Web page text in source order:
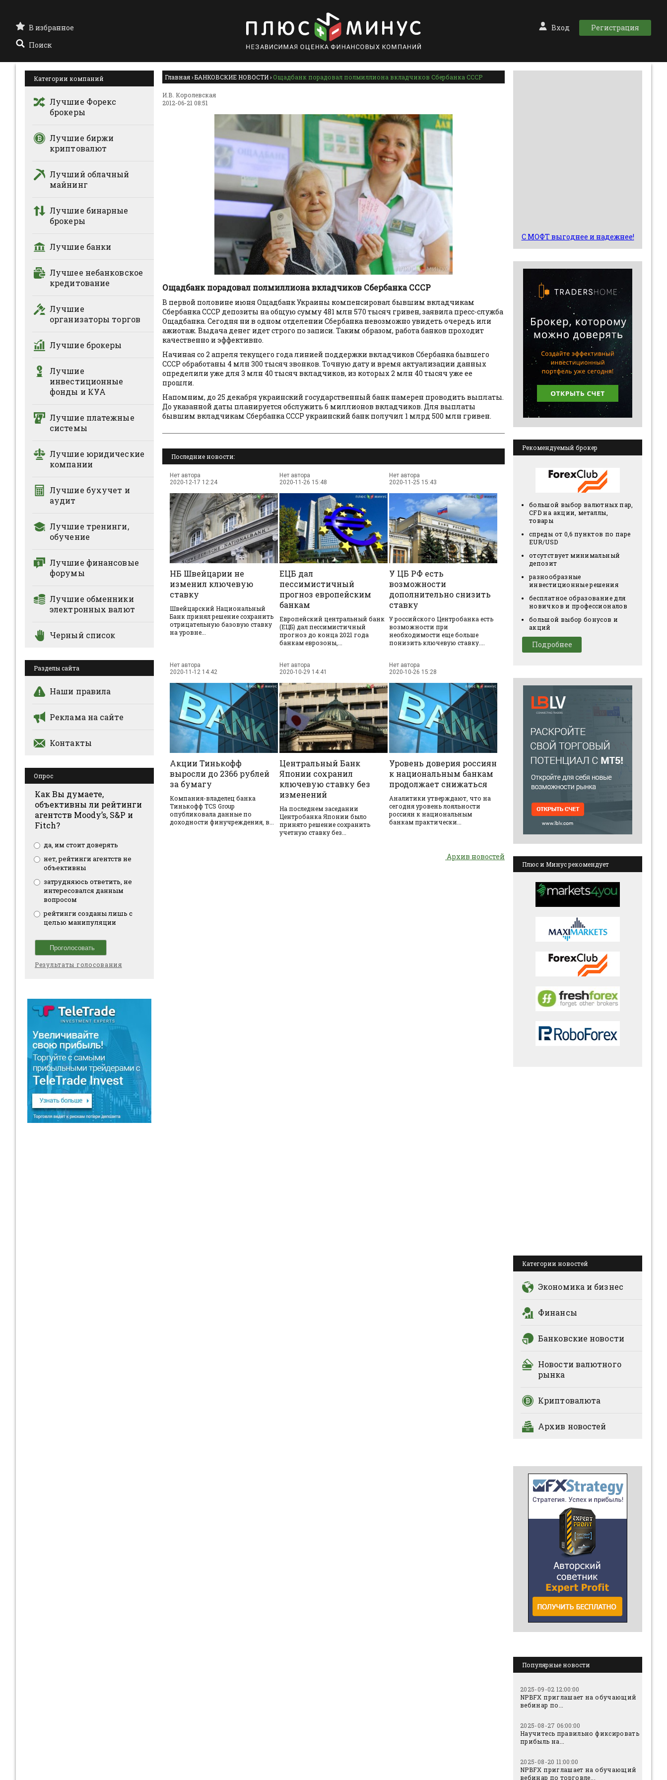
В избранное
Поиск
Вход Регистрация
Категории компаний
Лучшие Форекс
брокеры
Лучшие биржи
криптовалют
Лучший облачный
майнинг
Лучшие бинарные
брокеры
Лучшие банки
Лучшее небанковское
кредитование
Лучшие
организаторы торгов
Лучшие брокеры
Лучшие
инвестиционные
фонды и КУА
Лучшие платежные
системы
Лучшие юридические
компании
Лучшие бухучет и
аудит
Лучшие тренинги,
обучение
Лучшие финансовые
форумы
Лучшие обменники
электронных валют
Черный список
Разделы сайта
Наши правила
Реклама на сайте
Контакты
Опрос
Как Вы думаете,
объективны ли рейтинги
агентств Moody’s, S&P и
Fitch?
да, им стоит доверять
нет, рейтинги агентств не
объективны
затрудняюсь ответить, не
интересовался данным
вопросом
рейтинги созданы лишь с
целью манипуляции
Результаты голосования
Главная›БАНКОВСКИЕ НОВОСТИ› Ощадбанк порадовал полмиллиона вкладчиков Сбербанка СССР
И.В. Королевская
2012-06-21 08:51
Ощадбанк порадовал полмиллиона вкладчиков Сбербанка СССР
В первой половине июня Ощадбанк Украины компенсировал бывшим вкладчикам
Сбербанка СССР депозиты на общую сумму 481 млн 570 тысяч гривен, заявила пресс-служба
Ощадбанка. Сегодня ни в одном отделении Сбербанка невозможно увидеть очередь или
ажиотаж. Выдача денег идет строго по записи. Таким образом, работа банков проходит
качественно и эффективно.
Начиная со 2 апреля текущего года линией поддержки вкладчиков Сбербанка бывшего
СССР обработаны 4 млн 300 тысяч звонков. Точную дату и время актуализации данных
определили уже для 3 млн 40 тысяч вкладчиков, из которых 2 млн 40 тысяч уже ее
прошли.
Напомним, до 25 декабря украинский государственный банк намерен проводить выплаты.
До указанной даты планируется обслужить 6 миллионов вкладчиков. Для выплаты
бывшим вкладчикам Сбербанка СССР украинский банк получил 1 млрд 500 млн гривен.
Последние новости:
Нет автора
2020-12-17 12:24
НБ Швейцарии не
изменил ключевую
ставку
Швейцарский Национальный
Банк принял решение сохранить
отрицательную базовую ставку
на уровне...
Нет автора
2020-11-26 15:48
ЕЦБ дал
пессимистичный
прогноз европейским
банкам
Европейский центральный банк
(ЕЦБ) дал пессимистичный
прогноз до конца 2021 года
банкам еврозоны,...
Нет автора
2020-11-25 15:43
У ЦБ РФ есть
возможности
дополнительно снизить
ставку
У российского Центробанка есть
возможности при
необходимости еще больше
понизить ключевую ставку....
Нет автора
2020-11-12 14:42
Акции Тинькофф
выросли до 2366 рублей
за бумагу
Компания-владелец банка
Тинькофф TCS Group
опубликовала данные по
доходности финучреждения, в...
Нет автора
2020-10-29 14:41
Центральный Банк
Японии сохранил
ключевую ставку без
изменений
На последнем заседании
Центробанка Японии было
принято решение сохранить
учетную ставку без...
Нет автора
2020-10-26 15:28
Уровень доверия россиян
к национальным банкам
продолжает снижаться
​Аналитики утверждают, что на
сегодня уровень лояльности
россиян к национальным
банкам практически...
Архив новостей
С МОФТ выгоднее и надежнее!
Рекомендуемый брокер
большой выбор валютных пар,
CFD на акции, металлы,
товары
спреды от 0,6 пунктов по паре
EUR/USD
отсутствует минимальный
депозит
разнообразные
инвестиционные решения
бесплатное образование для
новичков и профессионалов
большой выбор бонусов и
акций
Подробнее
Плюс и Минус рекомендует
Категории новостей
Экономика и бизнес
Финансы
Банковские новости
Новости валютного
рынка
Криптовалюта
Архив новостей
Популярные новости
2025-09-02 12:00:00
NPBFX приглашает на обучающий
вебинар по...
2025-08-27 06:00:00
Научитесь правильно фиксировать
прибыль на...
2025-08-20 11:00:00
NPBFX приглашает на обучающий
вебинар по торговле...